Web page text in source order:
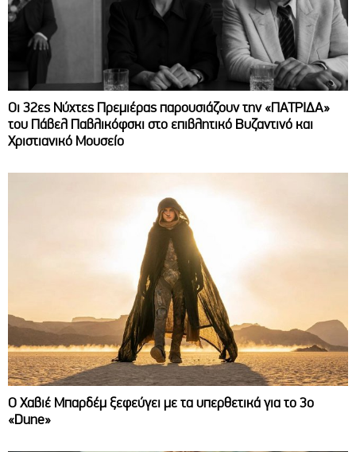
Οι 32ες Νύχτες Πρεμιέρας παρουσιάζουν την «ΠΑΤΡΙΔΑ»
του Πάβελ Παβλικόφσκι στο επιβλητικό Βυζαντινό και
Χριστιανικό Μουσείο
O Χαβιέ Μπαρδέμ ξεφεύγει με τα υπερθετικά για το 3ο
«Dune»